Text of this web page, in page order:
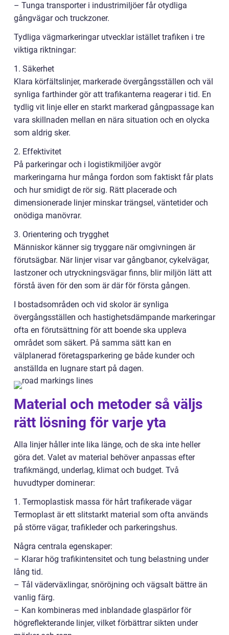
– Tunga transporter i industrimiljöer får otydliga
gångvägar och truckzoner.
Tydliga vägmarkeringar utvecklar istället trafiken i tre
viktiga riktningar:
1. Säkerhet
Klara körfältslinjer, markerade övergångsställen och väl
synliga farthinder gör att trafikanterna reagerar i tid. En
tydlig vit linje eller en starkt markerad gångpassage kan
vara skillnaden mellan en nära situation och en olycka
som aldrig sker.
2. Effektivitet
På parkeringar och i logistikmiljöer avgör
markeringarna hur många fordon som faktiskt får plats
och hur smidigt de rör sig. Rätt placerade och
dimensionerade linjer minskar trängsel, väntetider och
onödiga manövrar.
3. Orientering och trygghet
Människor känner sig tryggare när omgivningen är
förutsägbar. När linjer visar var gångbanor, cykelvägar,
lastzoner och utryckningsvägar finns, blir miljön lätt att
förstå även för den som är där för första gången.
I bostadsområden och vid skolor är synliga
övergångsställen och hastighetsdämpande markeringar
ofta en förutsättning för att boende ska uppleva
området som säkert. På samma sätt kan en
välplanerad företagsparkering ge både kunder och
anställda en lugnare start på dagen.
Material och metoder så väljs
rätt lösning för varje yta
Alla linjer håller inte lika länge, och de ska inte heller
göra det. Valet av material behöver anpassas efter
trafikmängd, underlag, klimat och budget. Två
huvudtyper dominerar:
1. Termoplastisk massa för hårt trafikerade vägar
Termoplast är ett slitstarkt material som ofta används
på större vägar, trafikleder och parkeringshus.
Några centrala egenskaper:
– Klarar hög trafikintensitet och tung belastning under
lång tid.
– Tål väderväxlingar, snöröjning och vägsalt bättre än
vanlig färg.
– Kan kombineras med inblandade glaspärlor för
högreflekterande linjer, vilket förbättrar sikten under